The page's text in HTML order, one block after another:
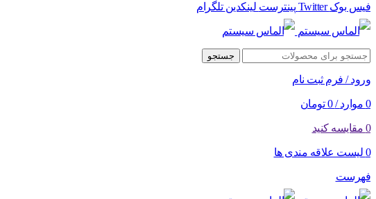
فیس بوک Twitter پینترست لینکدین تلگرام
جستجو
ورود / فرم ثبت نام
0 موارد /
0 تومان
0 مقایسه کنید
0 لیست علاقه مندی ها
فهرست